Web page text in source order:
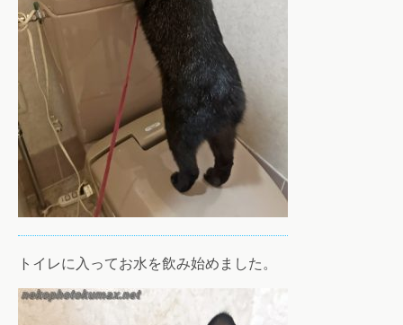
トイレに入ってお水を飲み始めました。